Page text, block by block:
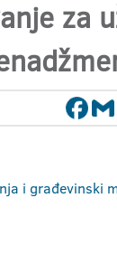
za
i građevinski